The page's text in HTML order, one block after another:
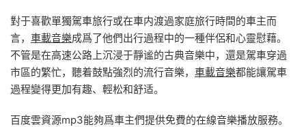
對于喜歡單獨駕車旅行或在車内渡過家庭旅行時間的車主而
言， 車載音樂成爲了他們出行過程中的一種伴侶和心靈慰藉。
不管是在高速公路上沉浸于靜谧的古典音樂中，還是駕車穿過
市區的繁忙，聽着鼓點強烈的流行音樂， 車載音樂都能讓駕車
過程變得更加有趣、輕松和舒适。
百度雲資源mp3能夠爲車主們提供免費的在線音樂播放服務。